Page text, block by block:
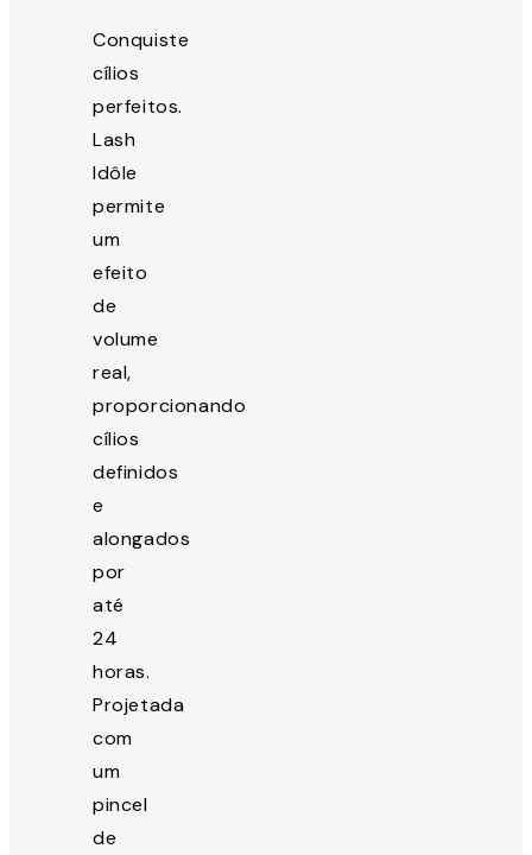
Conquiste
cílios
perfeitos.
Lash
Idôle
permite
um
efeito
de
volume
real,
proporcionando
cílios
definidos
e
alongados
por
até
24
horas.
Projetada
com
um
pincel
de